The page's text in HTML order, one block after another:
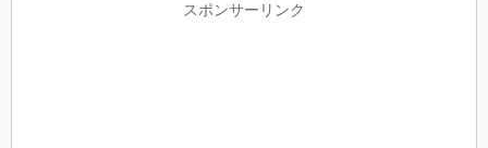
スポンサーリンク